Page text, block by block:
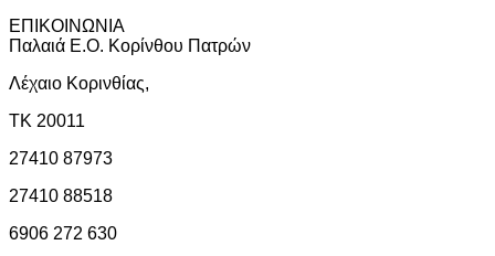
ΕΠΙΚΟΙΝΩΝΙΑ
Παλαιά Ε.Ο. Κορίνθου Πατρών
Λέχαιο Κορινθίας,
ΤΚ 20011
27410 87973
27410 88518
6906 272 630